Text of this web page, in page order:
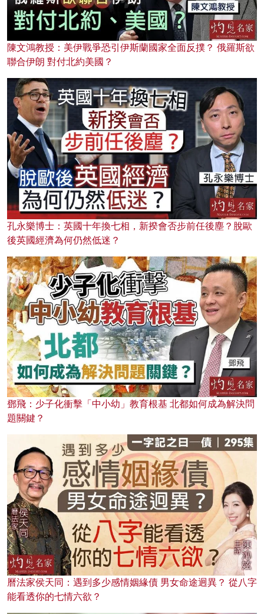
陳文鴻教授：美伊戰爭恐引伊斯蘭國家全面反撲？ 俄羅斯欲
聯合伊朗 對付北約美國？
孔永樂博士：英國十年換七相，新揆會否步前任後塵？脫歐
後英國經濟為何仍然低迷？
鄧飛：少子化衝擊「中小幼」教育根基 北都如何成為解決問
題關鍵？
曆法家侯天同：遇到多少感情姻緣債 男女命途迥異？ 從八字
能看透你的七情六欲？